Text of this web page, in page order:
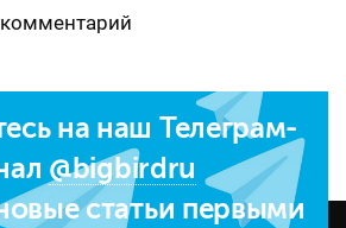
на наш Телеграм-
@bigbirdru
статьи первыми